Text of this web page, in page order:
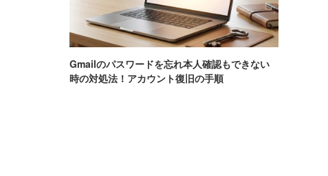
Gmailのパスワードを忘れ本人確認もできない
時の対処法！アカウント復旧の手順